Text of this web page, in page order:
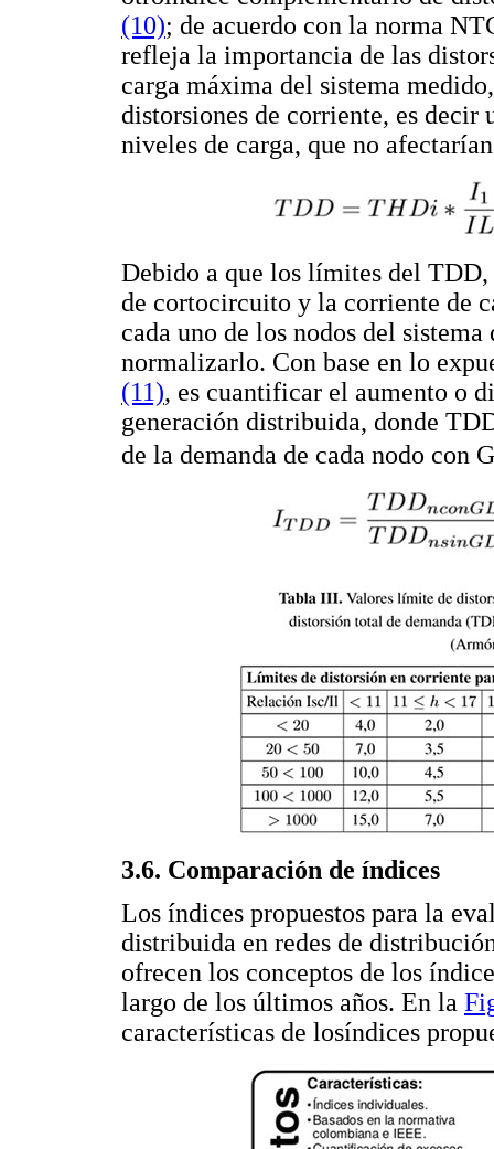
(10); de acuerdo con la norma
refleja la importancia de las
carga máxima del sistema
distorsiones de corriente, es decir
niveles de carga, que no
Debido a que los límites del TDD,
de cortocircuito y la corriente de
cada uno de los nodos del
normalizarlo. Con base en lo
(11), es cuantificar el aumento o
generación distribuida, donde
de la demanda de cada nodo con
3.6. Comparación de índices
Los índices propuestos para la
distribuida en redes de
ofrecen los conceptos de los
largo de los últimos años. En la
características de losíndices